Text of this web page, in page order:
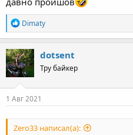
R
e
a
c
t
i
o
n
s
Dimaty
dotsent
Тру байкер
1 Авг 2021
Zero33 написал(а):